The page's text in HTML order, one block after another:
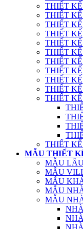
THIẾT
THIẾT
THIẾT
THIẾT
THIẾT
THIẾT
THIẾT
THIẾT
THIẾT
THIẾT
THIẾT
THIẾT
MẪU THIẾT
MẪU
MẪU
MẪU
MẪU
MẪU